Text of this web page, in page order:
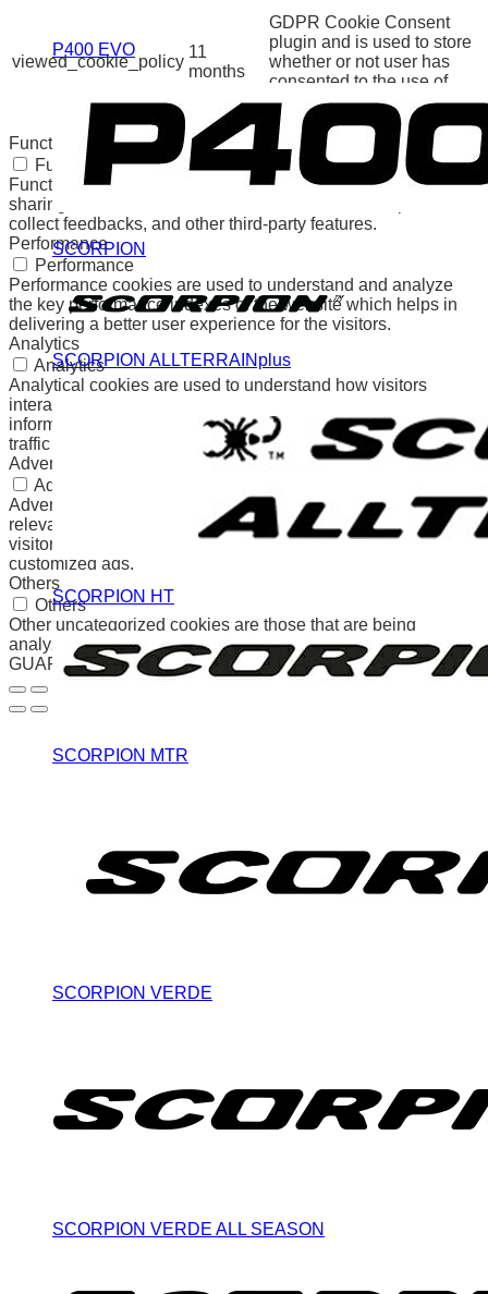
P400 EVO
SCORPION
SCORPION ALLTERRAINplus
SCORPION HT
SCORPION MTR
SCORPION VERDE
SCORPION VERDE ALL SEASON
viewed_cookie_policy
11
months
GDPR Cookie Consent
plugin and is used to store
whether or not user has
consented to the use of
cookies. It does not store
any personal data.
Functional
Functional
Functional cookies help to perform certain functionalities like
sharing the content of the website on social media platforms,
collect feedbacks, and other third-party features.
Performance
Performance
Performance cookies are used to understand and analyze
the key performance indexes of the website which helps in
delivering a better user experience for the visitors.
Analytics
Analytics
Analytical cookies are used to understand how visitors
interact with the website. These cookies help provide
information on metrics the number of visitors, bounce rate,
traffic source, etc.
Advertisement
Advertisement
Advertisement cookies are used to provide visitors with
relevant ads and marketing campaigns. These cookies track
visitors across websites and collect information to provide
customized ads.
Others
Others
Other uncategorized cookies are those that are being
analyzed and have not been classified into a category as yet.
GUARDAR Y ACEPTAR